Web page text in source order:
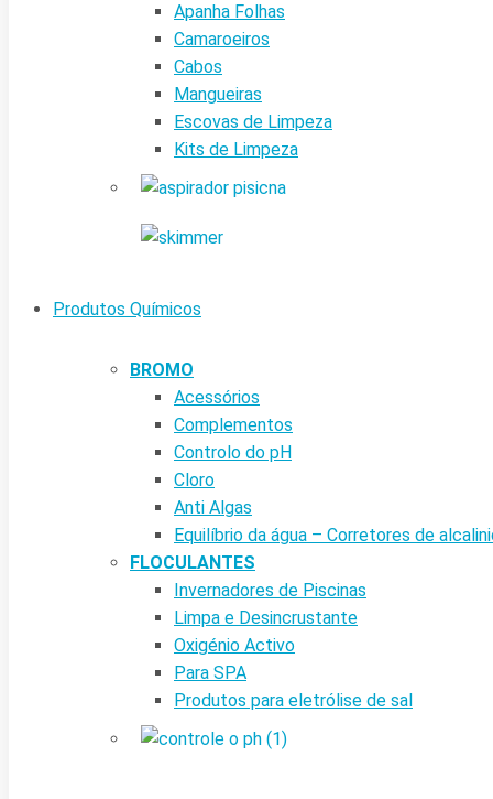
Apanha Folhas
Camaroeiros
Cabos
Mangueiras
Escovas de Limpeza
Kits de Limpeza
Produtos Químicos
BROMO
Acessórios
Complementos
Controlo do pH
Cloro
Anti Algas
Equilíbrio da água – Corretores de
FLOCULANTES
Invernadores de Piscinas
Limpa e Desincrustante
Oxigénio Activo
Para SPA
Produtos para eletrólise de sal